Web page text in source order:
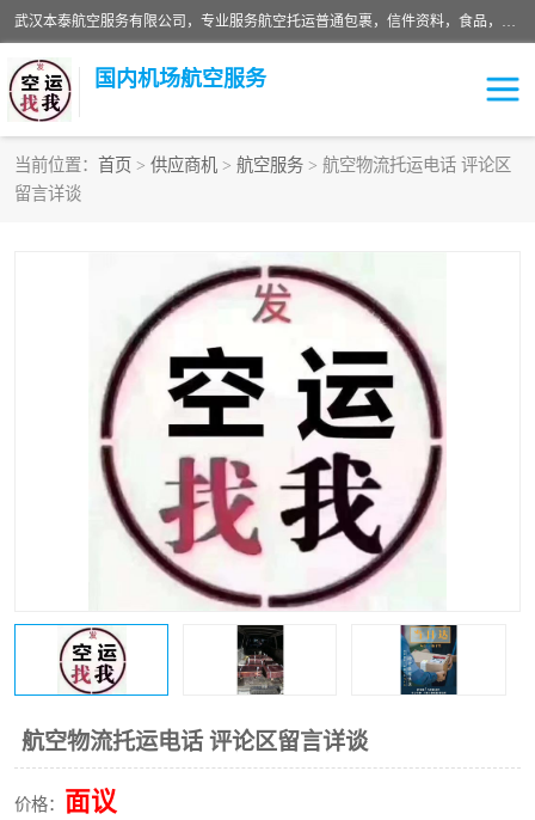
武汉本泰航空服务有限公司，专业服务航空托运普通包裹，信件资料，食品，服装，快消品等运输的专线空运，完善的网络服务确保为客户提供准确、*、安全的“门对门”服务，本着“诚信为本、精诚合作”的服务宗旨.“以安全运输为保障，以运价合理要求市场”的经营理念。武汉机场货运、武汉航空物流、武汉空运、武汉天河国际机场东方、南方、国际航空、机场空运业务覆盖国内二三线机场城市，如：武汉-敦煌、武汉-柳州等
国内机场航空服务
当前位置： 首页 > 供应商机 > 航空服务 > 航空物流托运电话 评论区
留言详谈
航空物流托运电话 评论区留言详谈
价格： 面议
航空服务